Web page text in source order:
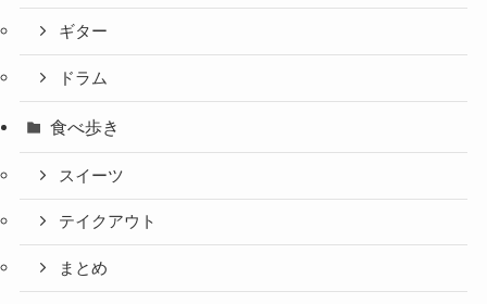
ギター
ドラム
食べ歩き
スイーツ
テイクアウト
まとめ